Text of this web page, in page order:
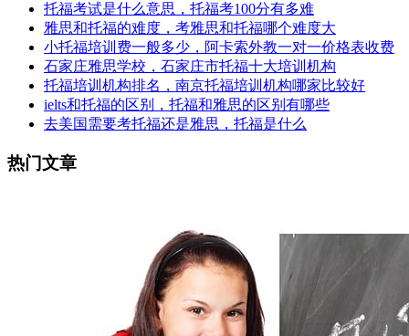
托福考试是什么意思，托福考100分有多难
雅思和托福的难度，考雅思和托福哪个难度大
小托福培训费一般多少，阿卡索外教一对一价格表收费
石家庄雅思学校，石家庄市托福十大培训机构
托福培训机构排名，南京托福培训机构哪家比较好
ielts和托福的区别，托福和雅思的区别有哪些
去美国需要考托福还是雅思，托福是什么
热门文章